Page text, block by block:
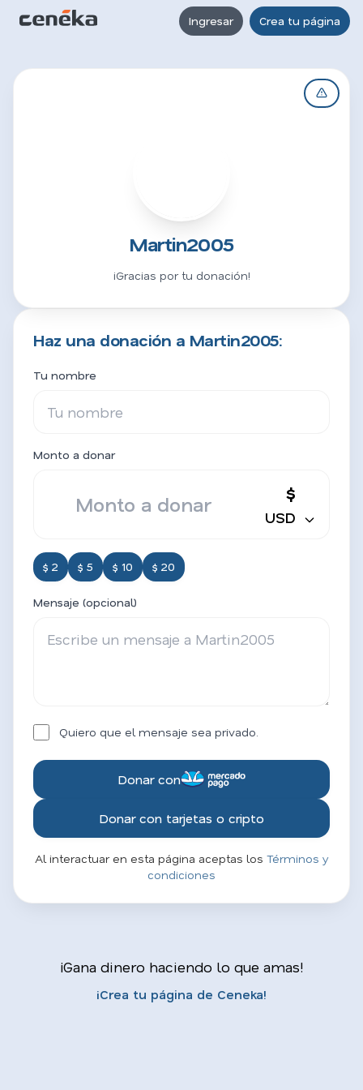
Ingresar Crea tu página
Martin2005
¡Gracias por tu donación!
Haz una donación a Martin2005:
Tu nombre
Monto a donar
$
USD
$ 2 $ 5 $ 10 $ 20
Mensaje (opcional)
Quiero que el mensaje sea privado.
Donar con
Donar con tarjetas o cripto
Al interactuar en esta página aceptas los Términos y
condiciones
¡Gana dinero haciendo lo que amas!
¡Crea tu página de Ceneka!